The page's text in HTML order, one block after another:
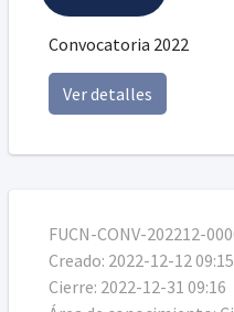
Convocatoria 2022
Ver detalles
FUCN-CONV-202212-
Creado: 2022-12-12 09:15
Cierre: 2022-12-31 09:16